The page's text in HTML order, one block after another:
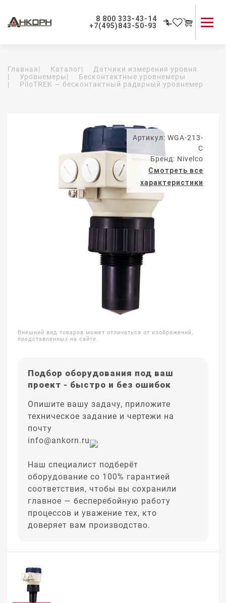
8 800 333-43-14
+7(495)843-50-93
Применение приборов
Как мы работаем
Главная| Каталог|
Датчики измерения уровня
|
Уровнемеры|
Бесконтактные уровнемеры
|
PiloTREK — бесконтактный радарный уровнемер
Артикул: WGA-213-
C
Бренд: Nivelco
Смотреть все
характеристики
Внешний вид товаров может отличаться от изображений,
представленных на сайте.
Подбор оборудования под ваш
проект - быстро и без ошибок
Опишите вашу задачу, приложите
техническое задание и чертежи на
почту
info@ankorn.ru
Наш специалист подберёт
оборудование со 100% гарантией
соответствия, чтобы вы сохранили
главное — бесперебойную работу
процессов и уважение тех, кто
доверяет вам производство.